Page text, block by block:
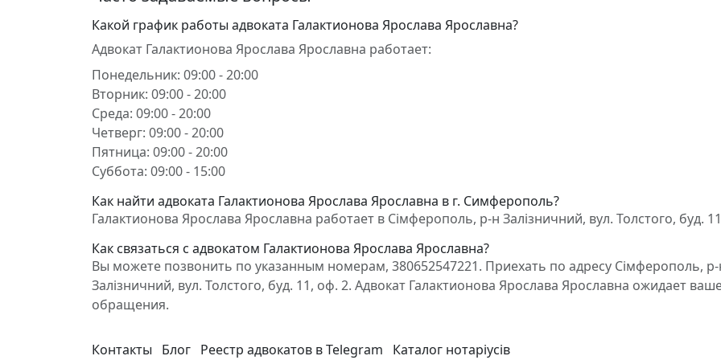
Какой график работы адвоката Галактионова Ярослава Ярославна?
Адвокат Галактионова Ярослава Ярославна работает:
Понедельник: 09:00 - 20:00
Вторник: 09:00 - 20:00
Среда: 09:00 - 20:00
Четверг: 09:00 - 20:00
Пятница: 09:00 - 20:00
Суббота: 09:00 - 15:00
Как найти адвоката Галактионова Ярослава Ярославна в г. Симферополь?
Галактионова Ярослава Ярославна работает в Сімферополь, р-н Залізничний, вул. Толстого, буд.
Как связаться с адвокатом Галактионова Ярослава Ярославна?
Вы можете позвонить по указанным номерам, 380652547221. Приехать по адресу Сімферополь,
Залізничний, вул. Толстого, буд. 11, оф. 2. Адвокат Галактионова Ярослава Ярославна ожидает
обращения.
Контакты Блог Реестр адвокатов в Telegram Каталог нотаріусів